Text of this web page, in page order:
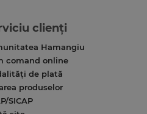
clienți
Hamangiu
comand online
de plată
produselor
SICAP